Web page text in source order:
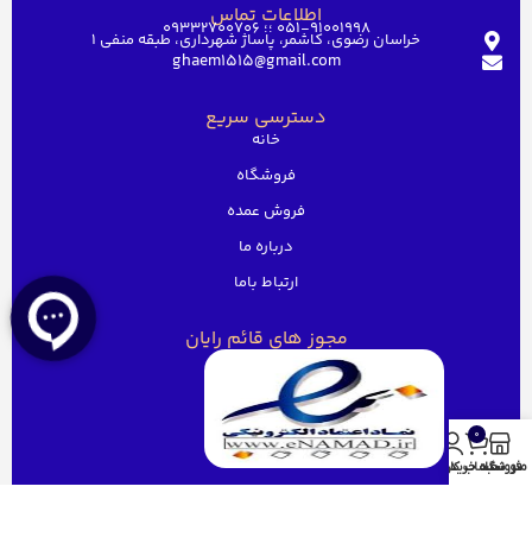
اطلاعات تماس051-91001998 ؛؛ 09332700706
خراسان رضوی، کاشمر، پاساژ شهرداری، طبقه منفی ۱
ghaem1515@gmail.com
دسترسی سریع
خانه
فروشگاه
فروش عمده
درباره ما
ارتباط باما
مجوز های قائم رایان
منوفروشگاه
0
سبد خرید
حساب کاربری من